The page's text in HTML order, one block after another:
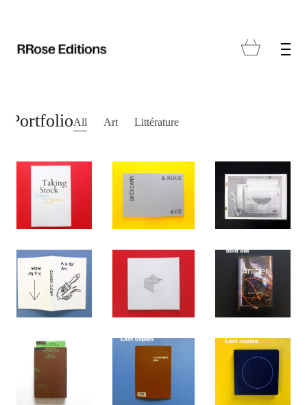
PortfolioAll Art Littérature